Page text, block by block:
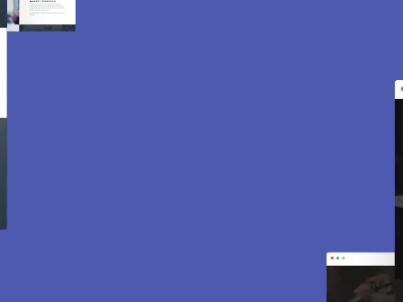
Création de site internet